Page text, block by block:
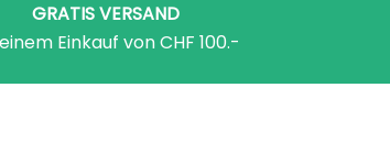
GRATIS VERSAND
Einkauf von CHF 100.-